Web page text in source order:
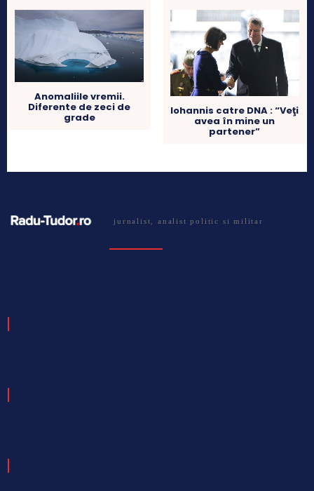
Anomaliile vremii.
Diferente de zeci de
grade
Iohannis catre DNA : “Veţi
avea în mine un
partener”
jurnalist, analist politic si militar